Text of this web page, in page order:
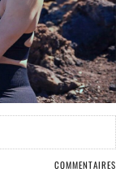
COMMENTAIRES